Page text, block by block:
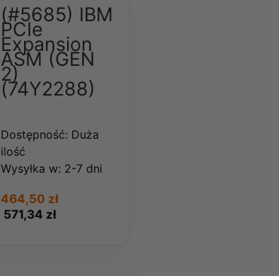
(#5685) IBM
PCIe
Expansion
ASM (GEN
2)
(74Y2288)
Dostępność: Duża
ilość
Wysyłka w: 2-7 dni
571,34 zł
464,50 zł